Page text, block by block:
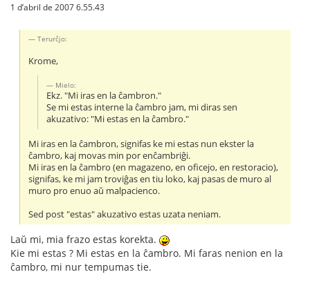
1 d’abril de 2007 6.55.43
Terurĉjo:
Krome,
Mielo:
Ekz. "Mi iras en la ĉambron."
Se mi estas interne la ĉambro jam, mi diras sen
akuzativo: "Mi estas en la ĉambro."
Mi iras en la ĉambron, signifas ke mi estas nun ekster la
ĉambro, kaj movas min por enĉambriĝi.
Mi iras en la ĉambro (en magazeno, en oficejo, en restoracio),
signifas, ke mi jam troviĝas en tiu loko, kaj pasas de muro al
muro pro enuo aŭ malpacienco.
Sed post "estas" akuzativo estas uzata neniam.
Laŭ mi, mia frazo estas korekta.
Kie mi estas ? Mi estas en la ĉambro. Mi faras nenion en la
ĉambro, mi nur tempumas tie.